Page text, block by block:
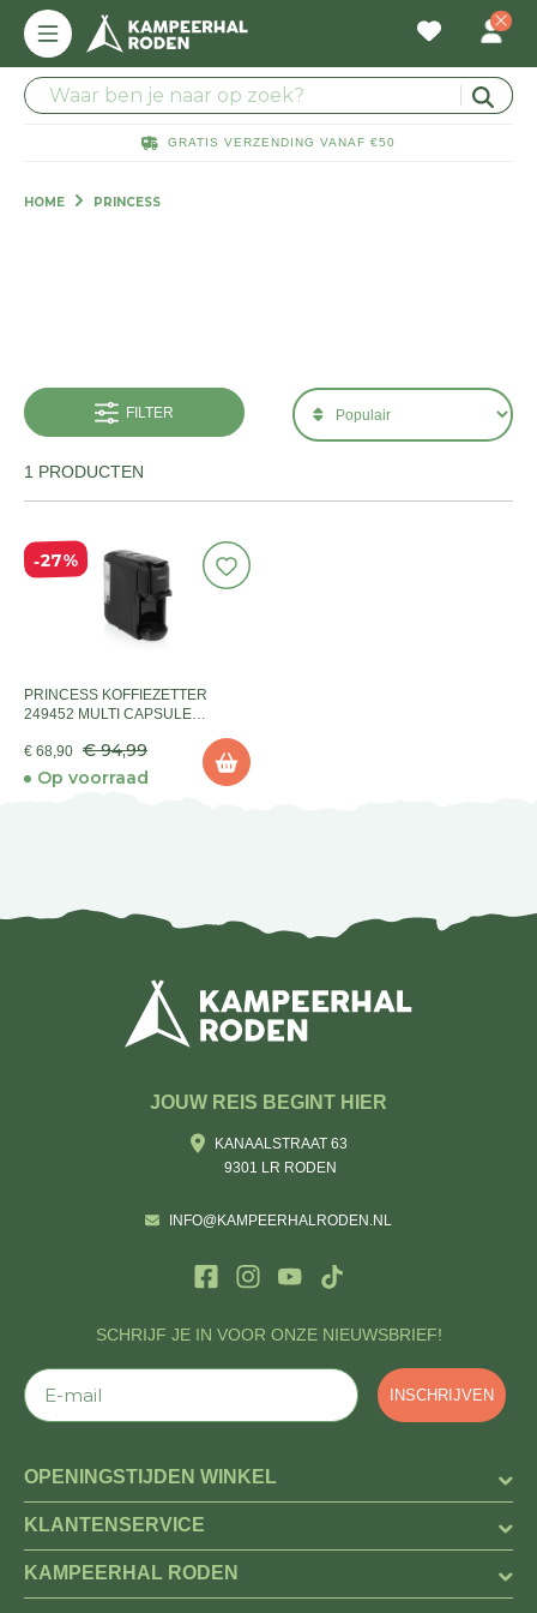
GRATIS VERZENDING VANAF €50
HOME PRINCESS
FILTER
1 PRODUCTEN
27%
PRINCESS KOFFIEZETTER
249452 MULTI CAPSULE
€ 68,90 € 94,99
Op voorraad
SCHRIJF JE IN VOOR ONZE NIEUWSBRIEF!
E-mail
INSCHRIJVEN
JOUW REIS BEGINT HIER
KANAALSTRAAT 63
9301 LR RODEN
INFO@KAMPEERHALRODEN.NL
OPENINGSTIJDEN WINKEL
KLANTENSERVICE
KAMPEERHAL RODEN